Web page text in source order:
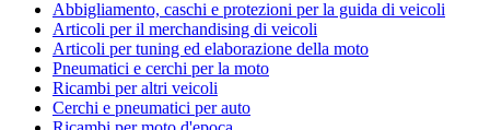
Abbigliamento, caschi e protezioni per la guida di veicoli
Articoli per il merchandising di veicoli
Articoli per tuning ed elaborazione della moto
Pneumatici e cerchi per la moto
Ricambi per altri veicoli
Cerchi e pneumatici per auto